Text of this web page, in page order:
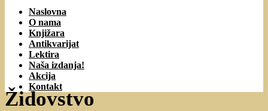
Naslovna
O nama
Knjižara
Antikvarijat
Lektira
Naša izdanja!
Akcija
Kontakt
Židovstvo